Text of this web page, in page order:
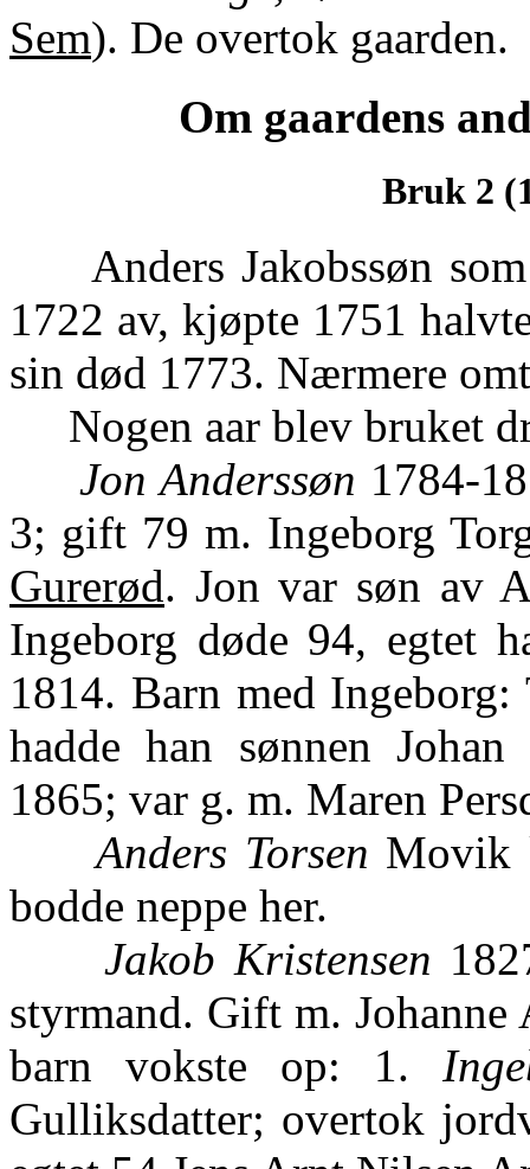
Sem). De overtok gaarden.
Om gaardens
Bruk 2
Anders Jakobssøn som
1722 av, kjøpte 1751
sin død 1773. Nærmere
Nogen aar blev bruket
Jon Anderssøn 1784-
3; gift 79 m. Ingeborg
Gurerød. Jon var søn av
Ingeborg døde 94, egtet
1814. Barn med
hadde han sønnen
1865; var g. m. Maren
Anders Torsen Movik
bodde neppe her.
Jakob Kristensen
styrmand. Gift m. Johanne
barn vokste op: 1.
Gulliksdatter; overtok